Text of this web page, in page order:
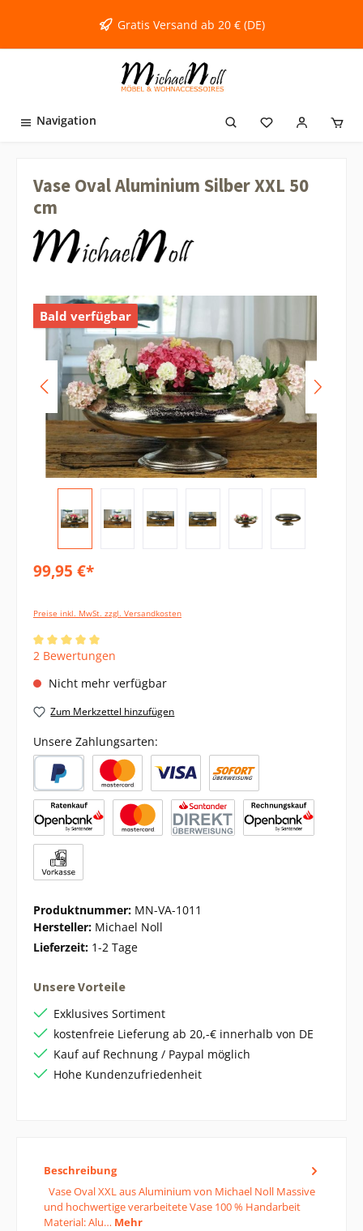
Gratis Versand ab 20 € (DE)
Navigation
Vase Oval Aluminium Silber XXL 50
cm
Bald verfügbar
99,95 €*
Preise inkl. MwSt. zzgl. Versandkosten
Durchschnittliche Bewertung von 5 von 5 Sternen
2 Bewertungen
Nicht mehr verfügbar
Zum Merkzettel hinzufügen
Unsere Zahlungsarten:
Produktnummer: MN-VA-1011
Hersteller: Michael Noll
Lieferzeit: 1-2 Tage
Unsere Vorteile
Exklusives Sortiment
kostenfreie Lieferung ab 20,-€ innerhalb von DE
Kauf auf Rechnung / Paypal möglich
Hohe Kundenzufriedenheit
Beschreibung
Vase Oval XXL aus Aluminium von Michael Noll Massive
und hochwertige verarbeitete Vase 100 % Handarbeit
Material: Alu… Mehr